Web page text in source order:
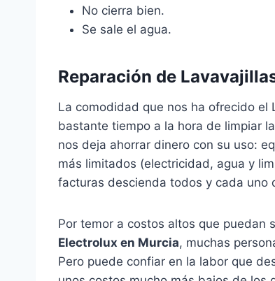
No cierra bien.
Se sale el agua.
Reparación de
La comodidad que nos ha ofrecido el
bastante tiempo a la hora de limpiar
nos deja ahorrar dinero con su uso:
más limitados (electricidad, agua y
facturas descienda todos y cada uno
Por temor a costos altos que puedan
Electrolux en Murcia, muchas
Pero puede confiar en la labor que